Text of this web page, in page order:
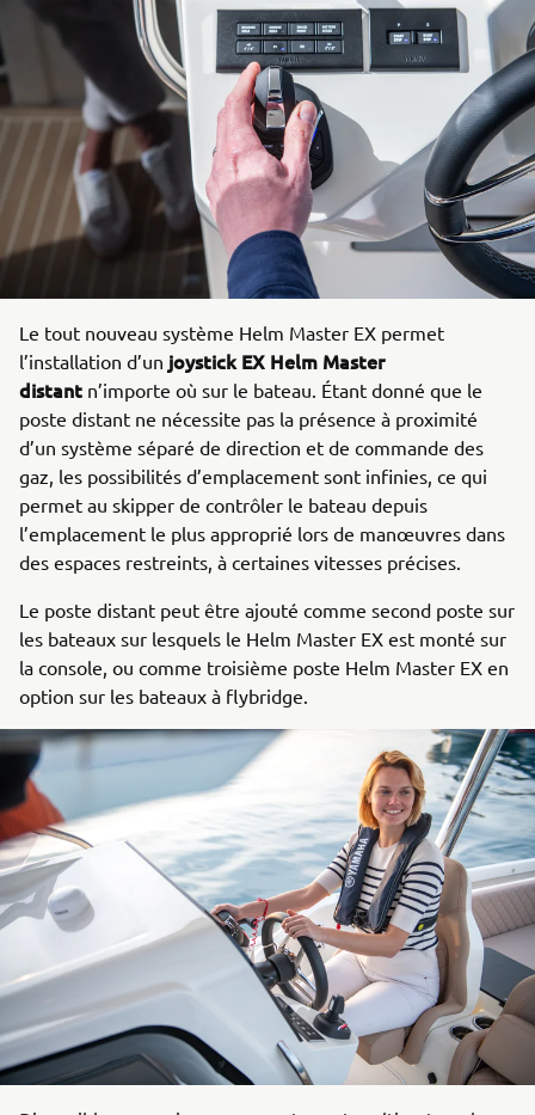
Le tout nouveau système Helm Master EX permet
l’installation d’un joystick EX Helm Master
distant n’importe où sur le bateau. Étant donné que le
poste distant ne nécessite pas la présence à proximité
d’un système séparé de direction et de commande des
gaz, les possibilités d’emplacement sont infinies, ce qui
permet au skipper de contrôler le bateau depuis
l’emplacement le plus approprié lors de manœuvres dans
des espaces restreints, à certaines vitesses précises.
Le poste distant peut être ajouté comme second poste sur
les bateaux sur lesquels le Helm Master EX est monté sur
la console, ou comme troisième poste Helm Master EX en
option sur les bateaux à flybridge.